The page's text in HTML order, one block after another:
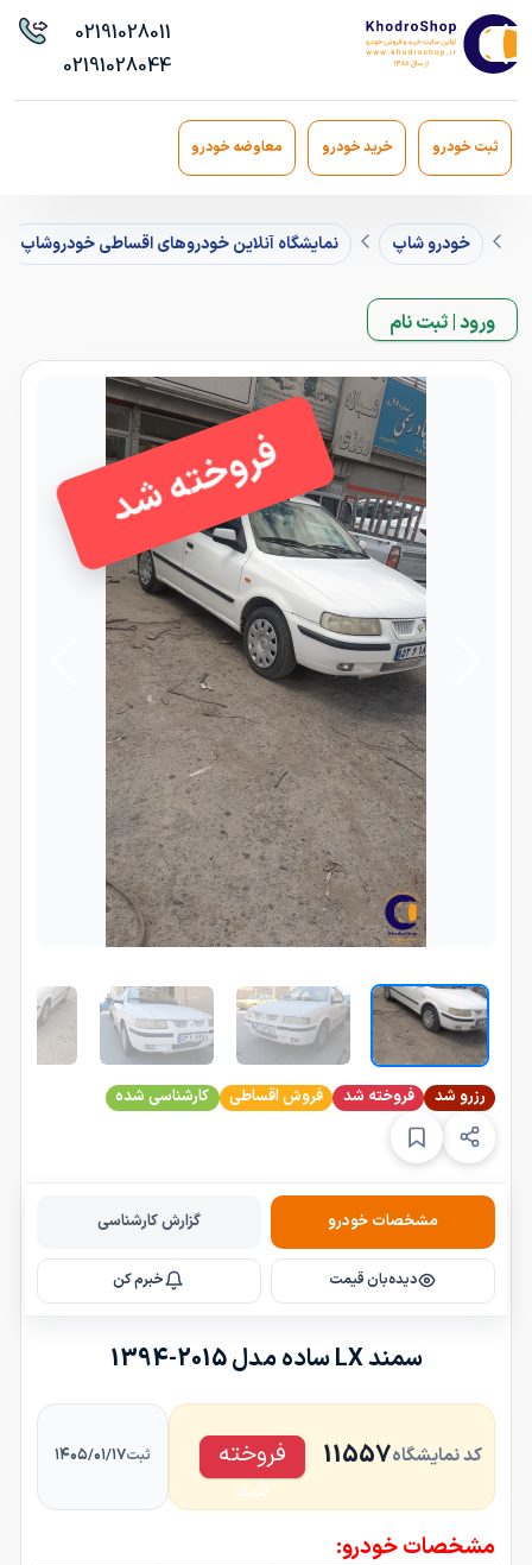
02191028011
02191028044
ثبت خودرو خرید خودرو معاوضه خودرو
خودرو شاپ نمایشگاه آنلاین خودروهای اقساطی خودروشاپ
ورود | ثبت نام
فروخته شد
رزرو شد فروخته شد فروش اقساطی کارشناسی شده
مشخصات خودرو گزارش کارشناسی
دیده‌بان قیمت خبرم کن
سمند LX ساده مدل 2015-1394
کد نمایشگاه11557
فروخته
شد
ثبت۱۴۰۵/۰۱/۱۷
مشخصات خودرو: